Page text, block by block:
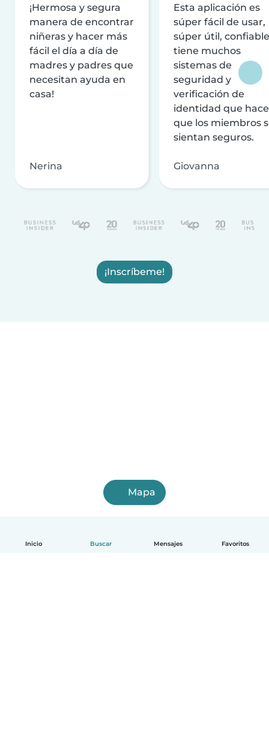
Inicio Buscar Mensajes Favoritos
¡Hermosa y segura
manera de encontrar
niñeras y hacer más
fácil el día a día de
madres y padres que
necesitan ayuda en
casa!
Nerina
Esta aplicación es
súper fácil de usar,
súper útil,
tiene muchos
sistemas de
seguridad y
verificación de
identidad que
que los miembros
sientan seguros.
Giovanna
¡Inscríbeme!
Mapa